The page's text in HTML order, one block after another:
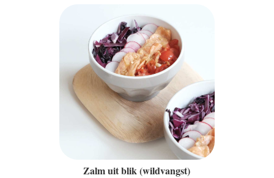
Zalm uit blik (wildvangst)